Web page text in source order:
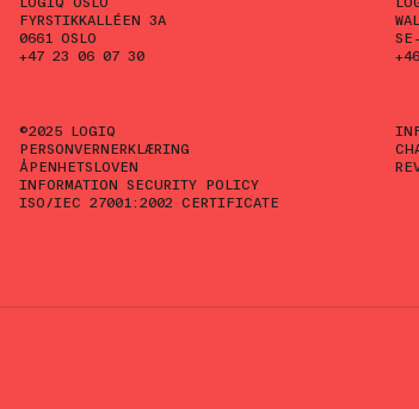
FYRSTIKKALLÉEN 3A
0661 OSLO
+47 23 06 07 30
©2025 LOGIQ
PERSONVERNERKLÆRING
ÅPENHETSLOVEN
INFORMATION SECURITY POLICY
ISO/IEC 27001:2002 CERTIFICATE